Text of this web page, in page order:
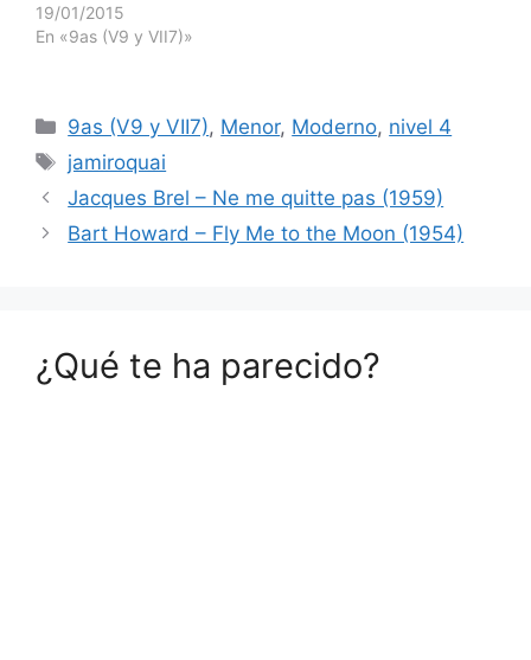
19/01/2015
En «9as (V9 y VII7)»
Categorías
9as (V9 y VII7), Menor, Moderno, nivel 4
Etiquetas
jamiroquai
Jacques Brel – Ne me quitte pas (1959)
Bart Howard – Fly Me to the Moon (1954)
¿Qué te ha parecido?